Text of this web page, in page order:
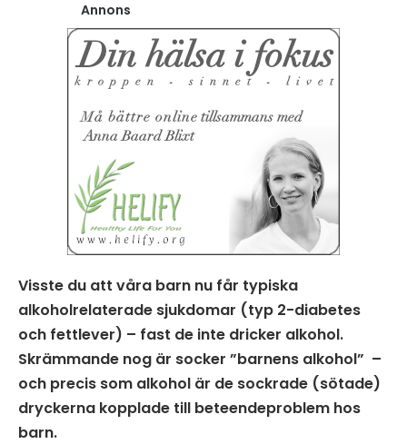
Annons
Visste du att våra barn nu får typiska
alkoholrelaterade sjukdomar (typ 2-diabetes
och fettlever) – fast de inte dricker alkohol.
Skrämmande nog är socker ”barnens alkohol” –
och precis som alkohol är de sockrade (sötade)
dryckerna kopplade till beteendeproblem hos
barn.